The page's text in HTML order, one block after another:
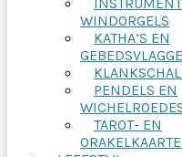
WINDORGELS
KATHA’S EN
PENDELS EN
TAROT- EN